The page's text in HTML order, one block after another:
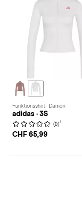
Funktionsshirt · Damen
adidas · 3S
(0) 1
CHF 65,99